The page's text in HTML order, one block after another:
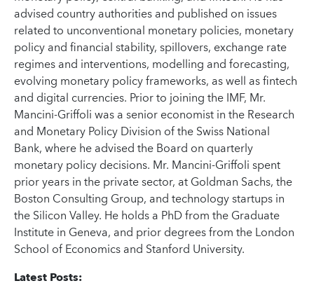
advised country authorities and published on issues
related to unconventional monetary policies, monetary
policy and financial stability, spillovers, exchange rate
regimes and interventions, modelling and forecasting,
evolving monetary policy frameworks, as well as fintech
and digital currencies. Prior to joining the IMF, Mr.
Mancini-Griffoli was a senior economist in the Research
and Monetary Policy Division of the Swiss National
Bank, where he advised the Board on quarterly
monetary policy decisions. Mr. Mancini-Griffoli spent
prior years in the private sector, at Goldman Sachs, the
Boston Consulting Group, and technology startups in
the Silicon Valley. He holds a PhD from the Graduate
Institute in Geneva, and prior degrees from the London
School of Economics and Stanford University.
Latest Posts: